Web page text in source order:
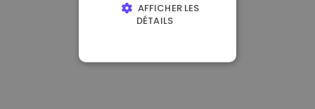
AFFICHER LES
DÉTAILS